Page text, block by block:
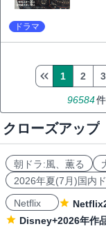
ドラマ
96584
1 2 3
クローズアップ
朝ドラ:風、薫る
2026年夏(7月)国内
Netflix
Disney+2026年作